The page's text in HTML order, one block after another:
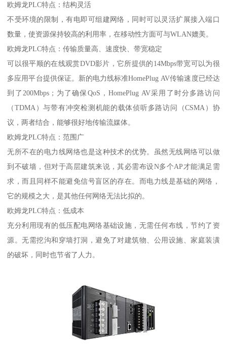
欧姆龙PLC特点：结构灵活
不受环境的限制，有电即可组建网络，同时可以灵活扩展接入端口
数量，使资源保持较高的利用率，在移动性方面可与WLAN媲美。
欧姆龙PLC特点：传输质量高、速度快、带宽稳定
可以很平顺的在线观赏DVD影片，它所提供的14Mbps带宽可以为很
多应用平台提供保证。新的电力线标准HomePlug AV传输速度已经达
到了200Mbps；为了确保QoS，HomePlug AV采用了时分多路访问
（TDMA）与带有冲突检测机能的载体侦听多路访问（CSMA）协
议，两者结合，能够很好地传输流媒体。
欧姆龙PLC特点：范围广
无所不在的电力线网络也是这种技术的优势。虽然无线网络可以做
到不破墙，但对于高层建筑来说，其必需布设N多个AP才能满足需
求，而且同样不能避免信号盲区的存在。而电力线是基础的网络，
它的规模之大，是其他任何网络无法比拟的。
欧姆龙PLC特点：低成本
充分利用现有的低压配电网络基础设施，无需任何布线，节约了资
源。无需挖沟和穿墙打洞，避免了对建筑物、公用设施、家庭装潢
的破坏，同时也节省了人力。